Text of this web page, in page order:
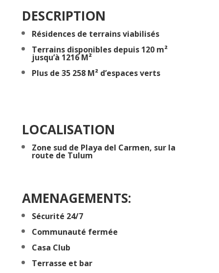
DESCRIPTION
Résidences de terrains viabilisés
Terrains disponibles depuis 120 m²
jusqu’à 1216 M²
Plus de 35 258 M² d’espaces verts
LOCALISATION
Zone sud de Playa del Carmen, sur la
route de Tulum
AMENAGEMENTS:
Sécurité 24/7
Communauté fermée
Casa Club
Terrasse et bar